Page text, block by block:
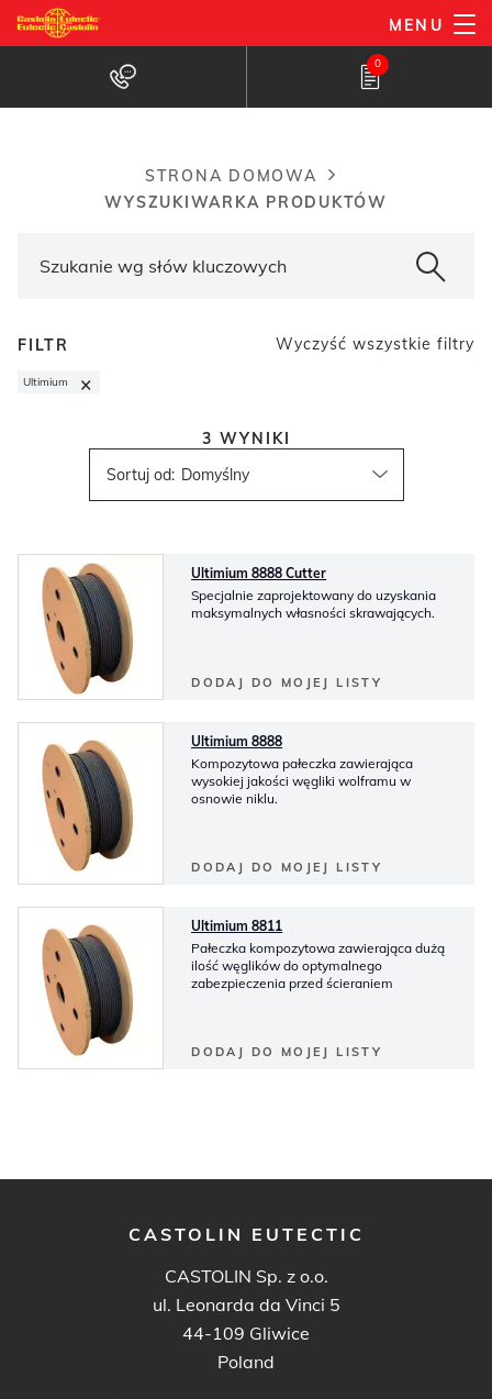
Przejdź
do
MENU
Wyszukiwarka produktów
0
Breadcrumb
STRONA DOMOWA
WYSZUKIWARKA PRODUKTÓW
FILTR Wyczyść wszystkie filtry
Ultimium ×
Sortuj od:
3 WYNIKI
Ultimium 8888 Cutter
Specjalnie zaprojektowany do uzyskania
maksymalnych własności skrawających.
DODAJ DO MOJEJ LISTY
Ultimium 8888
Kompozytowa pałeczka zawierająca
wysokiej jakości węgliki wolframu w
osnowie niklu.
DODAJ DO MOJEJ LISTY
Ultimium 8811
Pałeczka kompozytowa zawierająca dużą
ilość węglików do optymalnego
zabezpieczenia przed ścieraniem
DODAJ DO MOJEJ LISTY
CASTOLIN EUTECTIC
CASTOLIN Sp. z o.o.
ul. Leonarda da Vinci 5
44-109 Gliwice
Poland